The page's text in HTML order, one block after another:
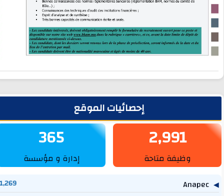
إحصائيات الموقع
2,991
وظيفة متاحة
365
إدارة و مؤسسة
Anapec
1,269